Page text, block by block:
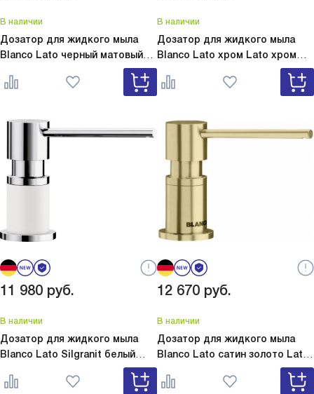
В наличии
Дозатор для жидкого мыла
Blanco Lato черный матовый
Lato черный матовый 525789
В наличии
Дозатор для жидкого мыла
Blanco Lato хром Lato хром
11 980 руб.
В наличии
Дозатор для жидкого мыла
Blanco Lato Silgranit белый
Lato Silgranit белый 525814
12 670 руб.
В наличии
Дозатор для жидкого мыла
Blanco Lato сатин золото Lato